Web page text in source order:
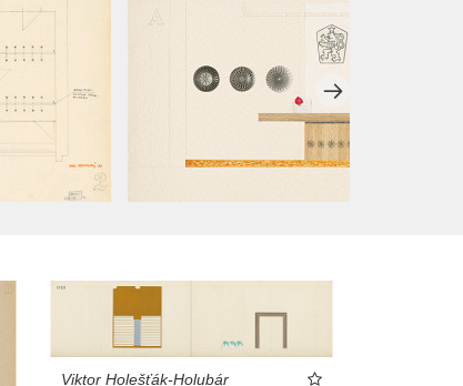
Viktor Holešťák-Holubár